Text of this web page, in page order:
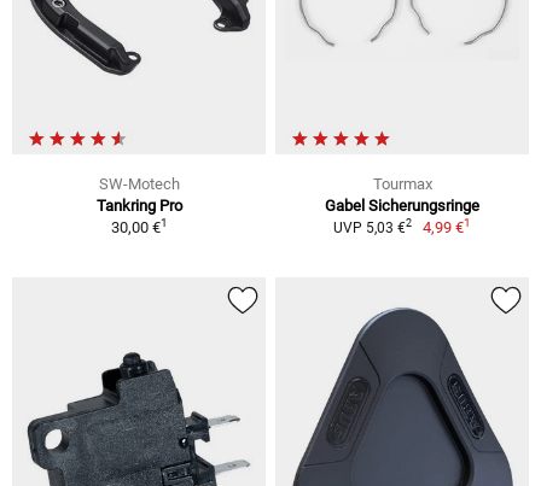
SW-Motech
Tankring Pro
30,00 €1
Tourmax
Gabel Sicherungsringe
UVP 5,03 €2 4,99 €1